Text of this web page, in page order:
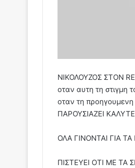
ΝΙΚΟΛΟΥΖΟΣ ΣΤΟΝ
οταν αυτη τη στιγμη
οταν τη
ΠΑΡΟΥΣΙΑΖΕΙ
ΟΛΑ ΓΙΝΟΝΤΑΙ ΓΙΑ
ΠΙΣΤΕΥΕΙ ΟΤΙ ΜΕ ΤΑ